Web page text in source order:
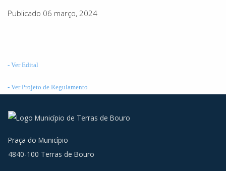
Publicado 06 março, 2024
- Ver Edital
- Ver Projeto de Regulamento
Praça do Município
4840-100 Terras de Bouro